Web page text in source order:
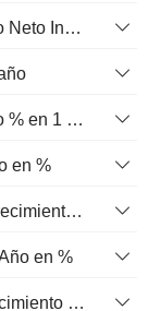
Crecimiento en % en 1 año del Activo Neto Inmovilizado Material
Valor Contable Tangible, Crecimiento % en 1 año
en %
Flujo de Efectivo de Operaciones, Crecimiento de 1 Año en %
en %
Flujo de Caja Libre Apalancado, Crecimiento de 1 Año %